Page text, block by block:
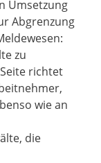
Umsetzung
Abgrenzung
zu
richtet
wie an
die